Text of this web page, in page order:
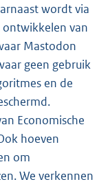
wordt via
van
Mastodon
geen gebruik
en de
Economische
hoeven
om
We verkennen